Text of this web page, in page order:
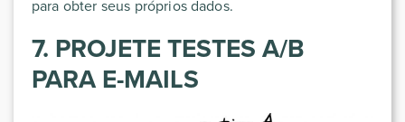
para obter seus próprios dados.
7. PROJETE TESTES A/B
PARA E-MAILS